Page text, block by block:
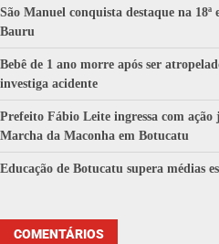
São Manuel conquista destaque na
Bauru
Bebê de 1 ano morre após ser
investiga acidente
Prefeito Fábio Leite ingressa com
Marcha da Maconha em Botucatu
Educação de Botucatu supera médias
COMENTÁRIOS